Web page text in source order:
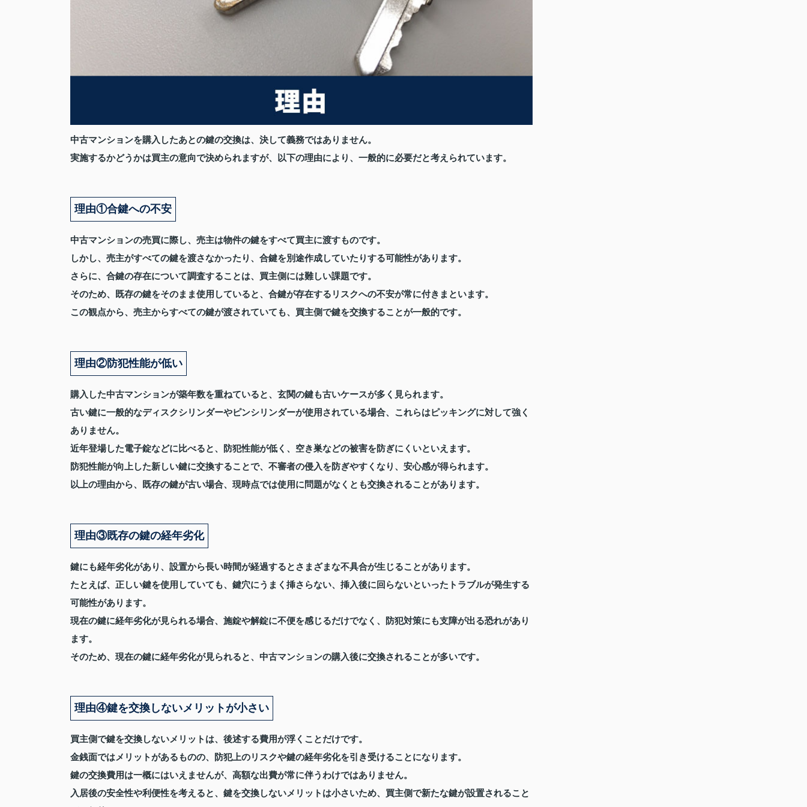
中古マンションを購入したあとの鍵の交換は、決して義務ではありません。
実施するかどうかは買主の意向で決められますが、以下の理由により、一般的に必要だと考えられています。
理由①合鍵への不安
中古マンションの売買に際し、売主は物件の鍵をすべて買主に渡すものです。
しかし、売主がすべての鍵を渡さなかったり、合鍵を別途作成していたりする可能性があります。
さらに、合鍵の存在について調査することは、買主側には難しい課題です。
そのため、既存の鍵をそのまま使用していると、合鍵が存在するリスクへの不安が常に付きまといます。
この観点から、売主からすべての鍵が渡されていても、買主側で鍵を交換することが一般的です。
理由②防犯性能が低い
購入した中古マンションが築年数を重ねていると、玄関の鍵も古いケースが多く見られます。
古い鍵に一般的なディスクシリンダーやピンシリンダーが使用されている場合、これらはピッキングに対して強く
ありません。
近年登場した電子錠などに比べると、防犯性能が低く、空き巣などの被害を防ぎにくいといえます。
防犯性能が向上した新しい鍵に交換することで、不審者の侵入を防ぎやすくなり、安心感が得られます。
以上の理由から、既存の鍵が古い場合、現時点では使用に問題がなくとも交換されることがあります。
理由③既存の鍵の経年劣化
鍵にも経年劣化があり、設置から長い時間が経過するとさまざまな不具合が生じることがあります。
たとえば、正しい鍵を使用していても、鍵穴にうまく挿さらない、挿入後に回らないといったトラブルが発生する
可能性があります。
現在の鍵に経年劣化が見られる場合、施錠や解錠に不便を感じるだけでなく、防犯対策にも支障が出る恐れがあり
ます。
そのため、現在の鍵に経年劣化が見られると、中古マンションの購入後に交換されることが多いです。
理由④鍵を交換しないメリットが小さい
買主側で鍵を交換しないメリットは、後述する費用が浮くことだけです。
金銭面ではメリットがあるものの、防犯上のリスクや鍵の経年劣化を引き受けることになります。
鍵の交換費用は一概にはいえませんが、高額な出費が常に伴うわけではありません。
入居後の安全性や利便性を考えると、鍵を交換しないメリットは小さいため、買主側で新たな鍵が設置されること